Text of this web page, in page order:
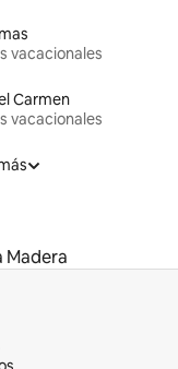
vacacionales
Carmen
vacacionales
Madera